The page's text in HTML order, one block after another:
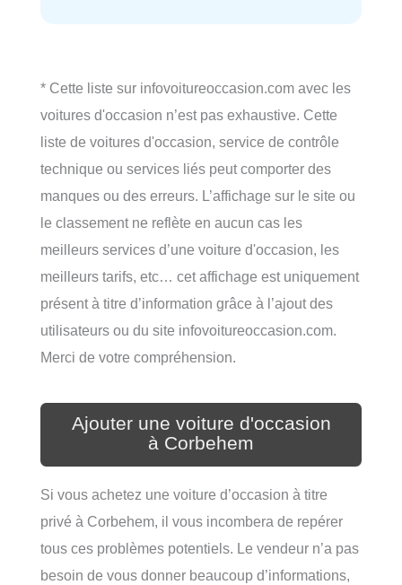
* Cette liste sur infovoitureoccasion.com avec les
voitures d'occasion n’est pas exhaustive. Cette
liste de voitures d'occasion, service de contrôle
technique ou services liés peut comporter des
manques ou des erreurs. L’affichage sur le site ou
le classement ne reflète en aucun cas les
meilleurs services d’une voiture d'occasion, les
meilleurs tarifs, etc… cet affichage est uniquement
présent à titre d’information grâce à l’ajout des
utilisateurs ou du site infovoitureoccasion.com.
Merci de votre compréhension.
Ajouter une voiture d'occasion
à Corbehem
Si vous achetez une voiture d’occasion à titre
privé à Corbehem, il vous incombera de repérer
tous ces problèmes potentiels. Le vendeur n’a pas
besoin de vous donner beaucoup d’informations,